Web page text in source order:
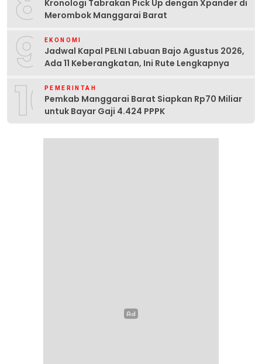
Kronologi Tabrakan Pick Up dengan Xpander di
Merombok Manggarai Barat
9 EKONOMI
Jadwal Kapal PELNI Labuan Bajo Agustus 2026,
Ada 11 Keberangkatan, Ini Rute Lengkapnya
10PEMERINTAH
Pemkab Manggarai Barat Siapkan Rp70 Miliar
untuk Bayar Gaji 4.424 PPPK